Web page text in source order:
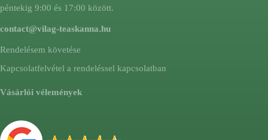
péntekig 9:00 és 17:00 között.
contact@vilag-teaskanna.hu
Rendelésem követése
Kapcsolatfelvétel a rendeléssel kapcsolatban
Vásárlói vélemények